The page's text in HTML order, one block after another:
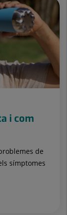
i com
de
símptomes